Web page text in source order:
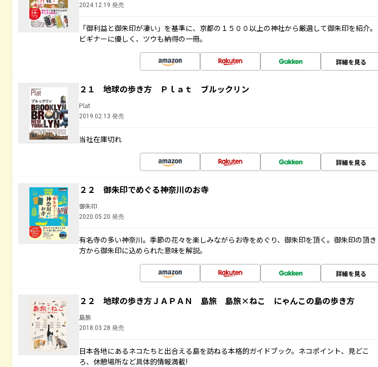
2024.12.19 発売
「御利益と御朱印が凄い」を基準に、京都の１５００以上の神社から厳選して御朱印を紹介。
ビギナーに優しく、ツウも納得の一冊。
詳細を見る
２１ 地球の歩き方 Ｐｌａｔ ブルックリン
Plat
2019.02.13 発売
当社在庫切れ
詳細を見る
２２ 御朱印でめぐる神奈川のお寺
御朱印
2020.05.20 発売
有名寺の多い神奈川。季節の花々を楽しみながらお寺をめぐり、御朱印を頂く。御朱印の頂き
方から御朱印に込められた意味を解説。
詳細を見る
２２ 地球の歩き方ＪＡＰＡＮ 島旅 島旅×ねこ にゃんこの島の歩き方
島旅
2018.03.28 発売
日本各地にあるネコたちと出合える島を訪ねる本格的ガイドブック。ネコポイント、見どこ
ろ、休憩場所など具体的情報満載!